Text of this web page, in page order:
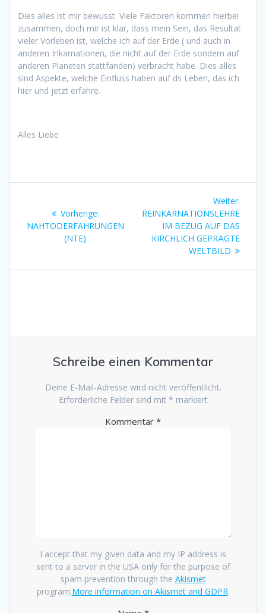
Dies alles ist mir bewusst. Viele Faktoren kommen hierbei
zusammen, doch mir ist klar, dass mein Sein, das Resultat
vieler Vorleben ist, welche ich auf der Erde ( und auch in
anderen Inkarnationen, die nicht auf der Erde sondern auf
anderen Planeten stattfanden) verbracht habe. Dies alles
sind Aspekte, welche Einfluss haben auf ds Leben, das ich
hier und jetzt erfahre.
Alles Liebe
Vorherige:Vorheriger
Beitrag:
NAHTODERFAHRUNGEN
(NTE)
Weiter:
REINKARNATIONSLEHRE
IM BEZUG AUF DAS
KIRCHLICH GEPRÄGTE
WELTBILD
Schreibe einen Kommentar
Deine E-Mail-Adresse wird nicht veröffentlicht.
Erforderliche Felder sind mit * markiert
Kommentar *
I accept that my given data and my IP address is
sent to a server in the USA only for the purpose of
spam prevention through the Akismet
program.More information on Akismet and GDPR.